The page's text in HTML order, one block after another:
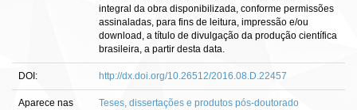
integral da obra disponibilizada, conforme permissões
assinaladas, para fins de leitura, impressão e/ou
download, a título de divulgação da produção científica
brasileira, a partir desta data.
DOI: http://dx.doi.org/10.26512/2016.08.D.22457
Aparece nas
Teses, dissertações e produtos pós-doutorado